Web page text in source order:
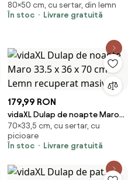
Stejar Artizanal 50 x 32,5 x
80cm
80×50 cm, cu sertar, din lemn
În stoc
Livrare gratuită
179,99 RON
vidaXL Dulap de noapte Maro
33.5 x 36 x 70 cm Lemn
recuperat masiv
70×33,5 cm, cu sertar, cu
picioare
În stoc
Livrare gratuită